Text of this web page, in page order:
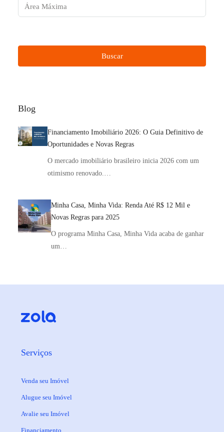
Buscar
Blog
Financiamento Imobiliário 2026: O Guia Definitivo de
Oportunidades e Novas Regras
O mercado imobiliário brasileiro inicia 2026 com um
otimismo renovado.…
Minha Casa, Minha Vida: Renda Até R$ 12 Mil e
Novas Regras para 2025
O programa Minha Casa, Minha Vida acaba de ganhar
um…
Serviços
Venda seu Imóvel
Alugue seu Imóvel
Avalie seu Imóvel
Financiamento